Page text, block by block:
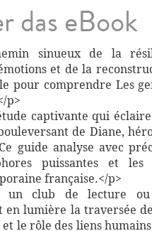
das eBook
sinueux de la
et de la
pour comprendre Les
p>
captivante qui
de Diane,
guide analyse avec
puissantes et
française.</p>
un club de lecture
en lumière la traversée
le rôle des liens